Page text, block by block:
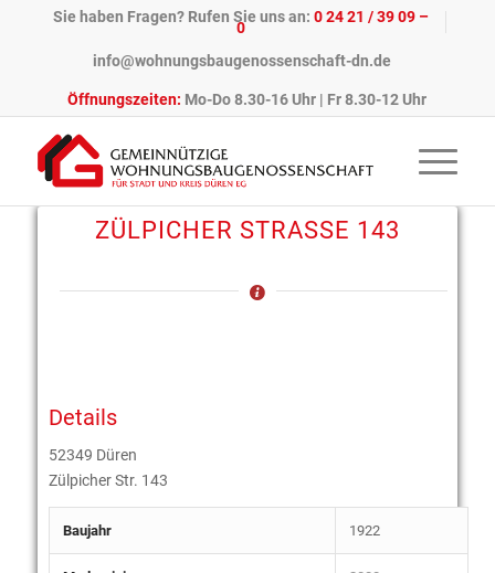
Sie haben Fragen? Rufen Sie uns an:0 24 21 / 39 09 –
0
info@wohnungsbaugenossenschaft-dn.de
Öffnungszeiten: Mo-Do 8.30-16 Uhr | Fr 8.30-12 Uhr
ZÜLPICHER STRASSE 143
Details
52349 Düren
Zülpicher Str. 143
Baujahr 1922